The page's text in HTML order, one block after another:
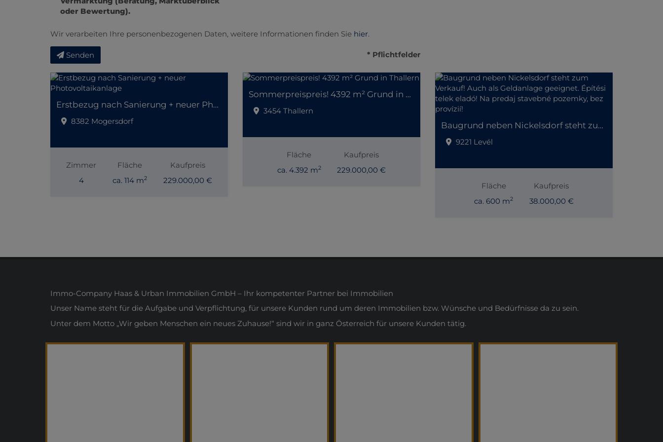
oder Bewertung).
Wir verarbeiten Ihre personenbezogenen Daten, weitere Informationen finden Sie hier.
Senden * Pflichtfelder
Erstbezug nach Sanierung + neuer Photovoltaikanlage
8382 Mogersdorf
Zimmer
4
Fläche
ca. 114 m2
Kaufpreis
229.000,00 €
Sommerpreispreis! 4392 m² Grund in Thallern
3454 Thallern
Fläche
ca. 4.392 m2
Kaufpreis
229.000,00 €
Baugrund neben Nickelsdorf steht zum Verkauf! Auch als Geldanlage geeignet. Építési telek eladó! Na predaj stavebné pozemky, bez provízií!
9221 Levél
Fläche
ca. 600 m2
Kaufpreis
38.000,00 €
Immo-Company Haas & Urban Immobilien GmbH – Ihr kompetenter Partner bei Immobilien
Unser Name steht für die Aufgabe und Verpflichtung, für unsere Kunden rund um deren Immobilien bzw. Wünsche und Bedürfnisse da zu sein.
Unter dem Motto „Wir geben Menschen ein neues Zuhause!“ sind wir in ganz Österreich für unsere Kunden tätig.